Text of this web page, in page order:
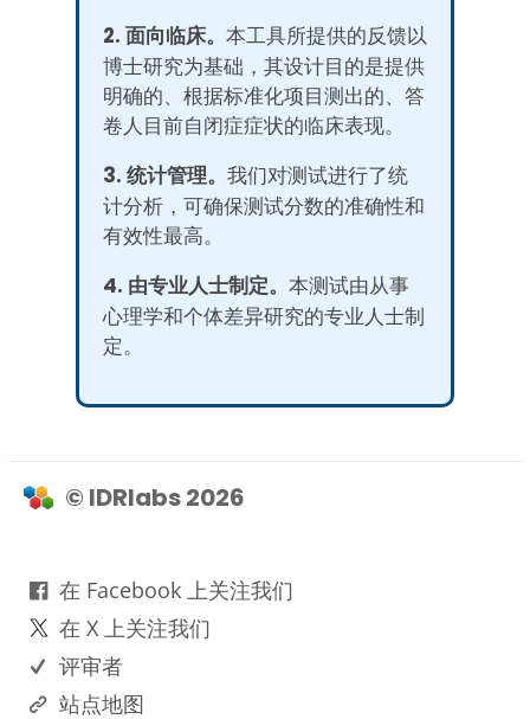
2. 面向临床。 本工具所提供的反馈以
博士研究为基础，其设计目的是提供
明确的、根据标准化项目测出的、答
卷人目前自闭症症状的临床表现。
3. 统计管理。 我们对测试进行了统
计分析，可确保测试分数的准确性和
有效性最高。
4. 由专业人士制定。 本测试由从事
心理学和个体差异研究的专业人士制
定。
© IDRlabs 2026
在 Facebook 上关注我们
在 X 上关注我们
评审者
站点地图